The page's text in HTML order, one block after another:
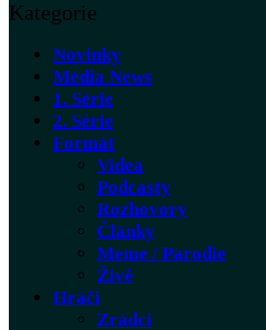
Kategorie
Novinky
Média News
1. Série
2. Série
Formát
Videa
Podcasty
Rozhovory
Články
Meme / Parodie
Živě
Hráči
Zrádci